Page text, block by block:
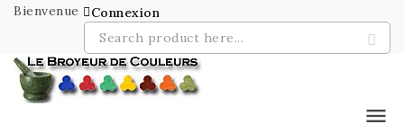
Bienvenue Connexion
menu